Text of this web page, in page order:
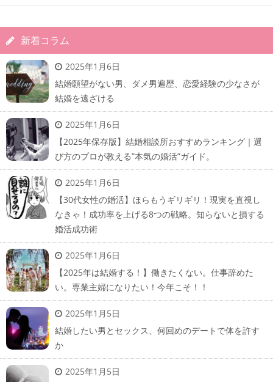
新着コラム
2025年1月6日
結婚願望がない男、ダメ男遍歴、恋愛経験の少なさが
結婚を遠ざける
2025年1月6日
【2025年保存版】結婚相談所おすすめランキング｜選
び方のプロが教える”本気の婚活”ガイド。
2025年1月6日
【30代女性の婚活】ほらもうギリギリ！現実を直視し
なきゃ！成功率を上げる8つの戦略。知らないと損する
婚活成功術
2025年1月6日
【2025年は結婚する！】働きたくない。仕事辞めた
い。専業主婦になりたい！今年こそ！！
2025年1月5日
結婚したい男とセックス、何回めのデートで体を許す
か
2025年1月5日